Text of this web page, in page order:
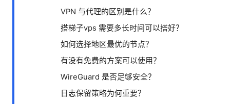
VPN 与代理的区别是什么？
搭梯子vps 需要多长时间可以搭好？
如何选择地区最优的节点？
有没有免费的方案可以使用？
WireGuard 是否足够安全？
日志保留策略为何重要？